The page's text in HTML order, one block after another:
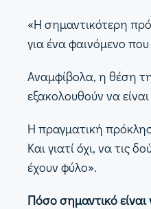
«Η σημαντικότερη
για ένα φαινόμενο
Αναμφίβολα, η θέση
εξακολουθούν να
Η πραγματική
Και γιατί όχι, να τις
έχουν φύλο».
Πόσο σημαντικό είναι